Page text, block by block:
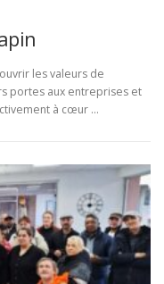
les valeurs de
portes aux entreprises et
à cœur …